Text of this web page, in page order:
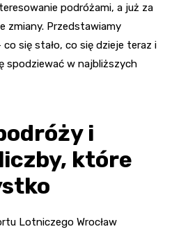
podróżami, a już za
zmiany. Przedstawiamy
się stało, co się dzieje teraz i
spodziewać w najbliższych
i
które
Lotniczego Wrocław